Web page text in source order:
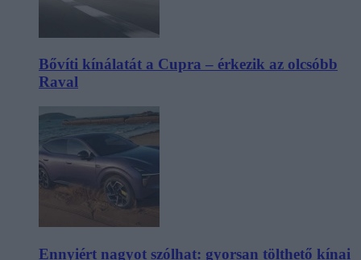
Bővíti kínálatát a Cupra – érkezik az olcsóbb
Raval
Ennyiért nagyot szólhat: gyorsan tölthető kínai